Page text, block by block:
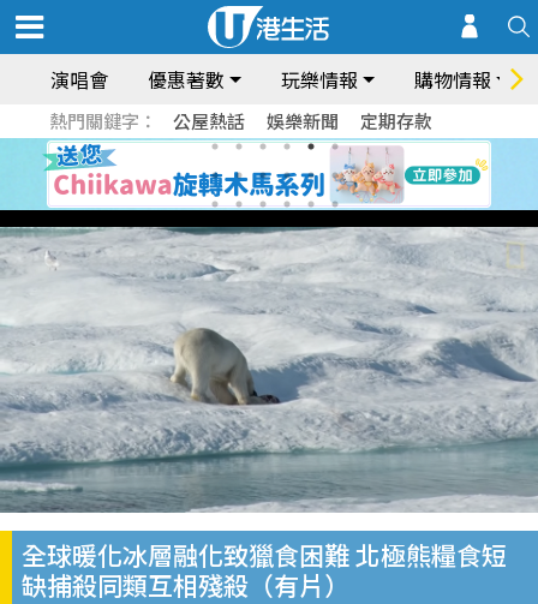
演唱會 優惠著數 玩樂情報 購物情報
熱門關鍵字： 公屋熱話 娛樂新聞 定期存款
全球暖化冰層融化致獵食困難 北極熊糧食短
缺捕殺同類互相殘殺（有片）